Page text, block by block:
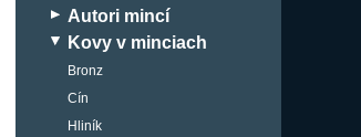
Autori mincí
Kovy v minciach
Bronz
Cín
Hliník